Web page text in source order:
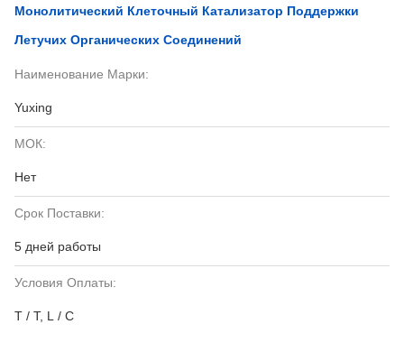
Монолитический Клеточный Катализатор Поддержки
Летучих Органических Соединений
Наименование Марки:
Yuxing
МОК:
Нет
Срок Поставки:
5 дней работы
Условия Оплаты:
T / T, L / C